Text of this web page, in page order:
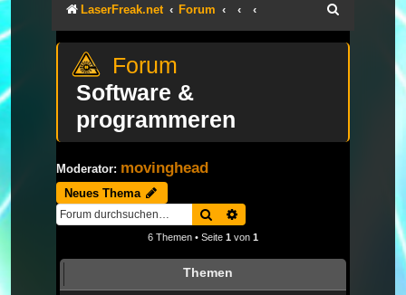
LaserFreak.net Forum
Software &
programmeren
Moderator: movinghead
Neues Thema
Suche
6 Themen • Seite 1 von 1
Themen